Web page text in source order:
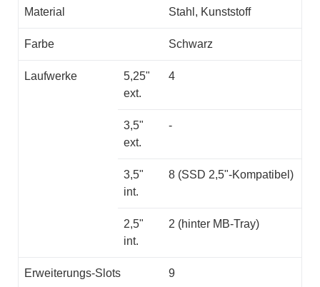
Material Stahl, Kunststoff
Farbe Schwarz
Laufwerke
5,25"
ext.
4
3,5"
ext.
-
3,5"
int.
8 (SSD 2,5"-Kompatibel)
2,5"
int.
2 (hinter MB-Tray)
Erweiterungs-Slots 9